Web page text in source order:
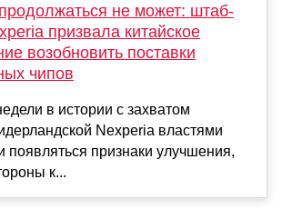
не может: штаб-
призвала китайское
возобновить поставки
чипов
в истории с захватом
Nexperia властями
появляться признаки улучшения,
к...